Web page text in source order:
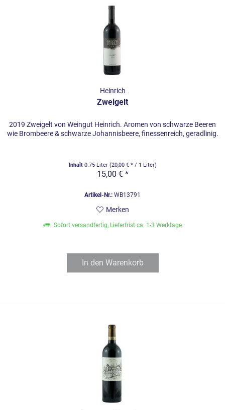
Heinrich
Zweigelt
2019 Zweigelt von Weingut Heinrich. Aromen von schwarze Beeren
wie Brombeere & schwarze Johannisbeere, finessenreich, geradlinig.
Inhalt 0.75 Liter (20,00 € * / 1 Liter)
15,00 € *
Artikel-Nr.: WB13791
Merken
Sofort versandfertig, Lieferfrist ca. 1-3 Werktage
In den Warenkorb